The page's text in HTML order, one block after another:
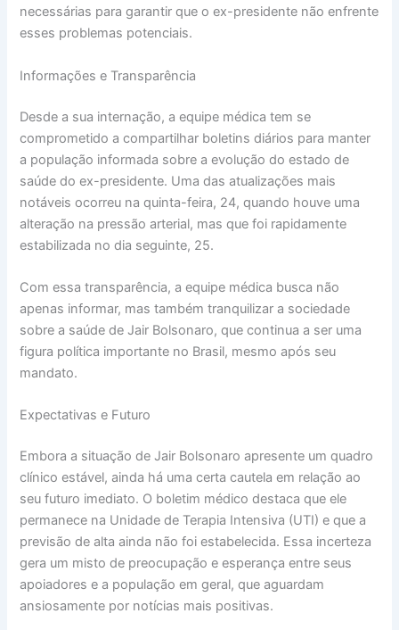
necessárias para garantir que o ex-presidente não enfrente
esses problemas potenciais.
Informações e Transparência
Desde a sua internação, a equipe médica tem se
comprometido a compartilhar boletins diários para manter
a população informada sobre a evolução do estado de
saúde do ex-presidente. Uma das atualizações mais
notáveis ocorreu na quinta-feira, 24, quando houve uma
alteração na pressão arterial, mas que foi rapidamente
estabilizada no dia seguinte, 25.
Com essa transparência, a equipe médica busca não
apenas informar, mas também tranquilizar a sociedade
sobre a saúde de Jair Bolsonaro, que continua a ser uma
figura política importante no Brasil, mesmo após seu
mandato.
Expectativas e Futuro
Embora a situação de Jair Bolsonaro apresente um quadro
clínico estável, ainda há uma certa cautela em relação ao
seu futuro imediato. O boletim médico destaca que ele
permanece na Unidade de Terapia Intensiva (UTI) e que a
previsão de alta ainda não foi estabelecida. Essa incerteza
gera um misto de preocupação e esperança entre seus
apoiadores e a população em geral, que aguardam
ansiosamente por notícias mais positivas.